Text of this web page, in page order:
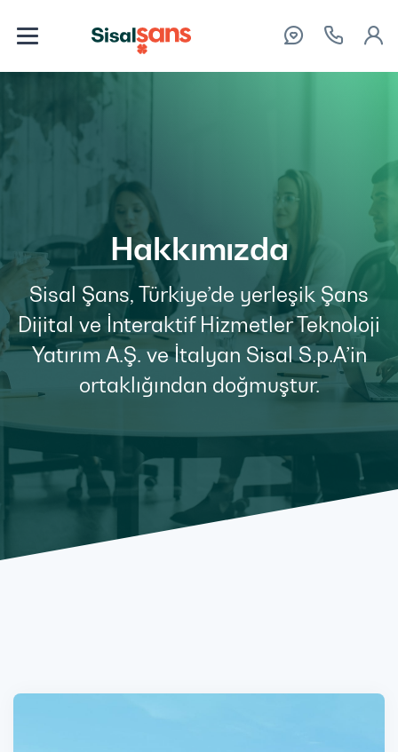
Hakkımızda
Sisal Şans, Türkiye’de yerleşik Şans
Dijital ve İnteraktif Hizmetler Teknoloji
Yatırım A.Ş. ve İtalyan Sisal S.p.A’in
ortaklığından doğmuştur.